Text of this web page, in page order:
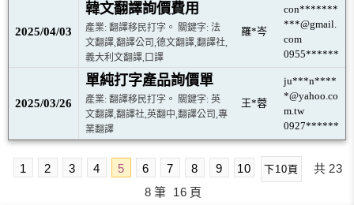
2025/04/03
韓文翻譯詢價費用
產業: 翻譯移民打字。 關鍵字: 法
文翻譯,翻譯公司,德文翻譯,翻譯社,
義大利文翻譯,口譯
羅*岑
con*******
***@gmail.
com
0955******
2025/03/26
單純打字產品詢價單
產業: 翻譯移民打字。 關鍵字: 英
文翻譯,翻譯社,英翻中,翻譯公司,專
業翻譯
王*蓉
ju***n****
*@yahoo.co
m.tw
0927******
1 2 3 4 5 6 7 8 9 10 下10頁 共 23
8 筆 16 頁